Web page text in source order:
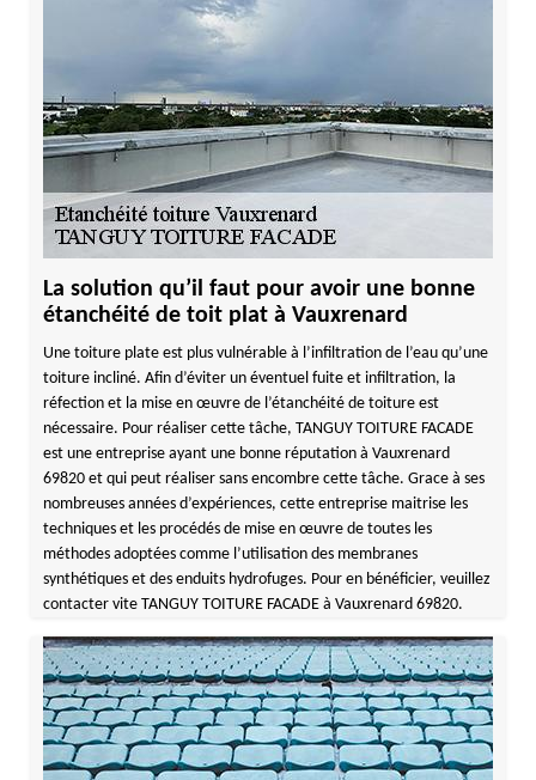
La solution qu’il faut pour avoir une bonne
étanchéité de toit plat à Vauxrenard
Une toiture plate est plus vulnérable à l’infiltration de l’eau qu’une
toiture incliné. Afin d’éviter un éventuel fuite et infiltration, la
réfection et la mise en œuvre de l’étanchéité de toiture est
nécessaire. Pour réaliser cette tâche, TANGUY TOITURE FACADE
est une entreprise ayant une bonne réputation à Vauxrenard
69820 et qui peut réaliser sans encombre cette tâche. Grace à ses
nombreuses années d’expériences, cette entreprise maitrise les
techniques et les procédés de mise en œuvre de toutes les
méthodes adoptées comme l’utilisation des membranes
synthétiques et des enduits hydrofuges. Pour en bénéficier, veuillez
contacter vite TANGUY TOITURE FACADE à Vauxrenard 69820.